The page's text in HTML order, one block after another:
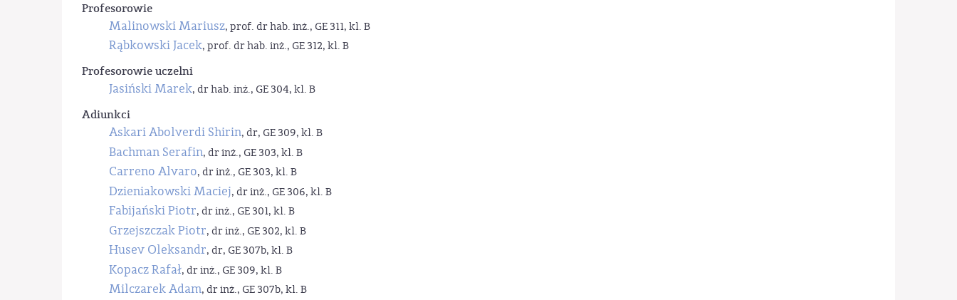
Profesorowie
Malinowski Mariusz, prof. dr hab. inż., GE 311, kl. B
Rąbkowski Jacek, prof. dr hab. inż., GE 312, kl. B
Profesorowie uczelni
Jasiński Marek, dr hab. inż., GE 304, kl. B
Adiunkci
Askari Abolverdi Shirin, dr, GE 309, kl. B
Bachman Serafin, dr inż., GE 303, kl. B
Carreno Alvaro, dr inż., GE 303, kl. B
Dzieniakowski Maciej, dr inż., GE 306, kl. B
Fabijański Piotr, dr inż., GE 301, kl. B
Grzejszczak Piotr, dr inż., GE 302, kl. B
Husev Oleksandr, dr, GE 307b, kl. B
Kopacz Rafał, dr inż., GE 309, kl. B
Milczarek Adam, dr inż., GE 307b, kl. B